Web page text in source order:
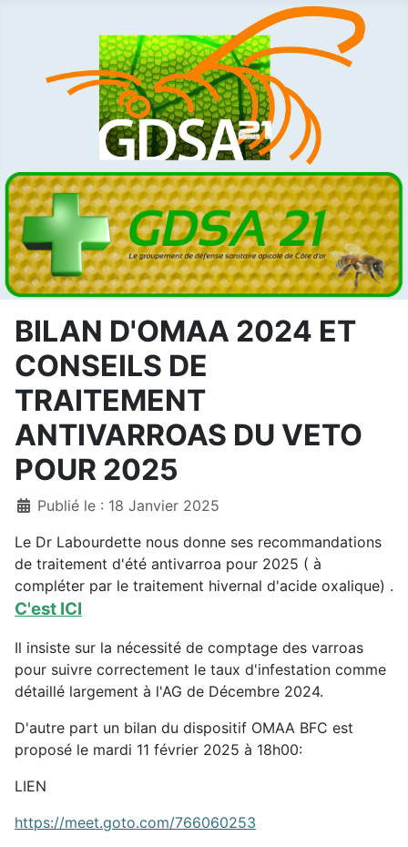
BILAN D'OMAA 2024 ET
CONSEILS DE
TRAITEMENT
ANTIVARROAS DU VETO
POUR 2025
DétailsPublié le : 18 Janvier 2025
Le Dr Labourdette nous donne ses recommandations
de traitement d'été antivarroa pour 2025 ( à
compléter par le traitement hivernal d'acide oxalique) .
C'est ICI
Il insiste sur la nécessité de comptage des varroas
pour suivre correctement le taux d'infestation comme
détaillé largement à l'AG de Décembre 2024.
D'autre part un bilan du dispositif OMAA BFC est
proposé le mardi 11 février 2025 à 18h00:
LIEN
https://meet.goto.com/766060253